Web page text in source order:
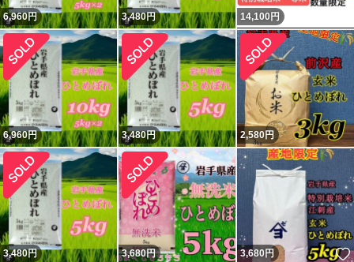
6,960円 3,480円 14,100 円
6,960円 3,480円 2,580円
3,480円 3,680円 3,680円